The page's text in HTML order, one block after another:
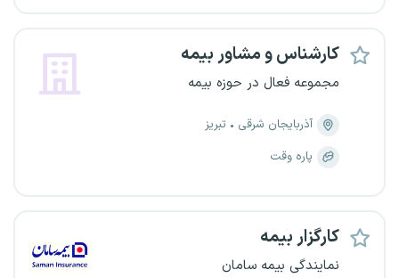
کارشناس و مشاور بیمه
مجموعه فعال در حوزه بیمه
آذربایجان شرقی
تبریز
پاره وقت
کارگزار بیمه
نمایندگی بیمه سامان